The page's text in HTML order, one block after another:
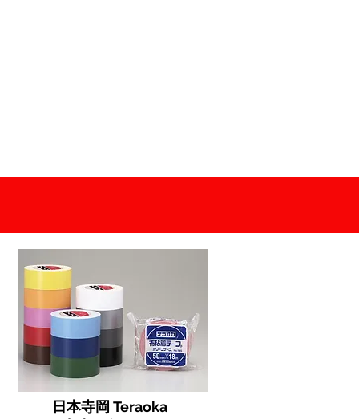
日本寺岡 Teraoka